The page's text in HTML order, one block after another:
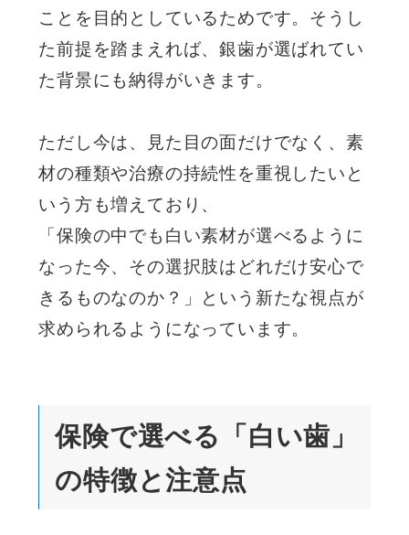
ことを目的としているためです。そうし
た前提を踏まえれば、銀歯が選ばれてい
た背景にも納得がいきます。
ただし今は、見た目の面だけでなく、素
材の種類や治療の持続性を重視したいと
いう方も増えており、
「保険の中でも白い素材が選べるように
なった今、その選択肢はどれだけ安心で
きるものなのか？」という新たな視点が
求められるようになっています。
保険で選べる「白い歯」
の特徴と注意点